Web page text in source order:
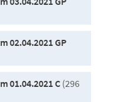
02.04.2021 GP
01.04.2021 C(296